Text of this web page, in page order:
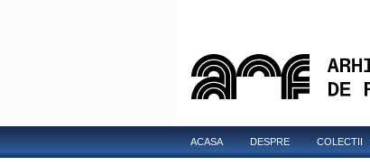
Main
ACASA DESPRE COLECTII